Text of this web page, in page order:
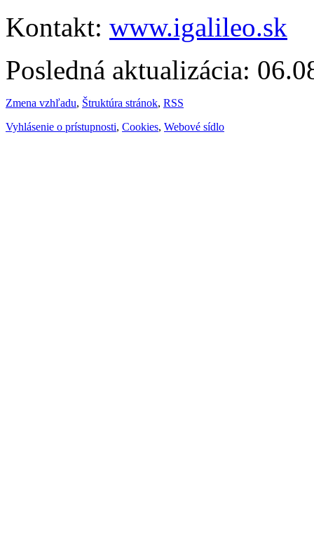
Kontakt: www.igalileo.sk
Posledná aktualizácia:
Zmena vzhľadu, Štruktúra stránok, RSS
Vyhlásenie o prístupnosti, Cookies, Webové sídlo